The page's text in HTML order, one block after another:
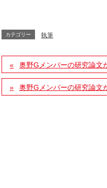
カテゴリー 執筆
奥野Gメンバーの研究論文
奥野Gメンバーの研究論文